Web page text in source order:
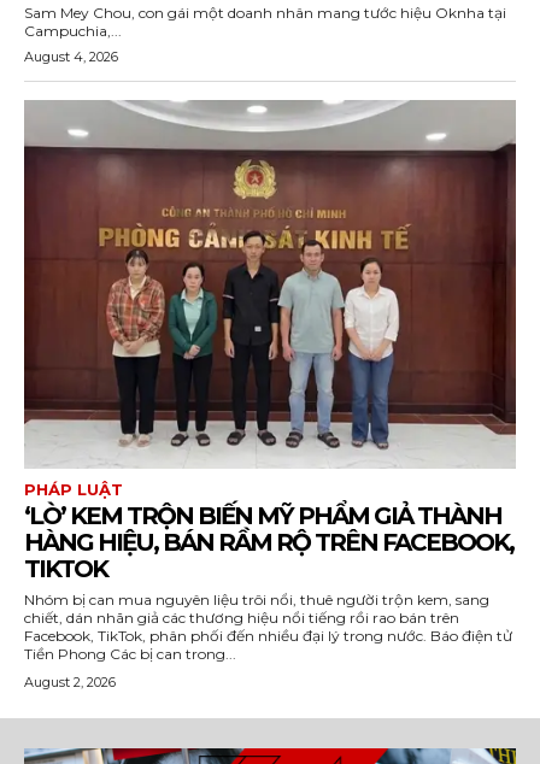
Sam Mey Chou, con gái một doanh nhân mang tước hiệu Oknha tại
Campuchia,...
August 4, 2026
PHÁP LUẬT
‘LÒ’ KEM TRỘN BIẾN MỸ PHẨM GIẢ THÀNH
HÀNG HIỆU, BÁN RẦM RỘ TRÊN FACEBOOK,
TIKTOK
Nhóm bị can mua nguyên liệu trôi nổi, thuê người trộn kem, sang
chiết, dán nhãn giả các thương hiệu nổi tiếng rồi rao bán trên
Facebook, TikTok, phân phối đến nhiều đại lý trong nước. Báo điện tử
Tiền Phong Các bị can trong...
August 2, 2026